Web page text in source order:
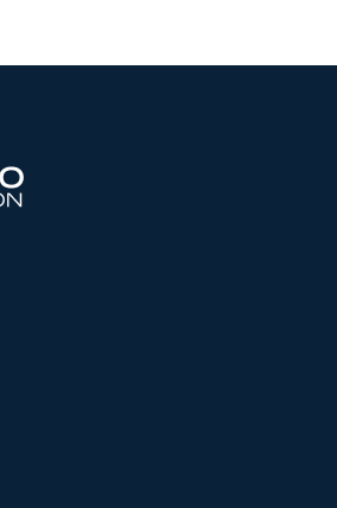
relacionados con el
Compartiremos su
empresas que conforman
llegar la mejor
y servicios de acuerdo
reconocidos los
como se explica en la